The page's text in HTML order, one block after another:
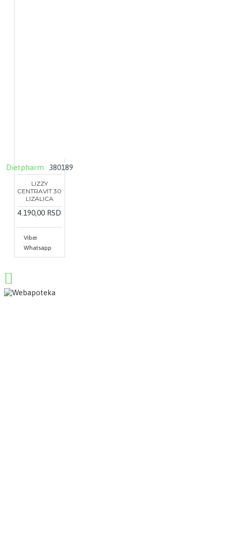
Dietpharm 380189
LIZZY
CENTRAVIT 30
LIZALICA
4.190,00 RSD
Viber
Whatsapp